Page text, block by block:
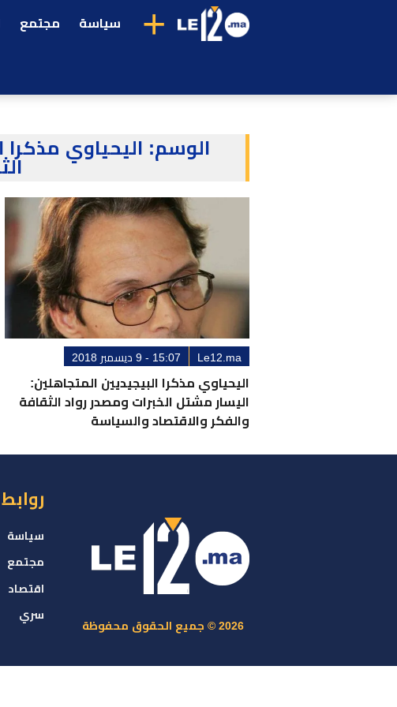
+ سياسة مجتمع
الوسم: اليحياوي مذكرا
Le12.ma 15:07 - 9 ديسمبر 2018
اليحياوي مذكرا البيجيديين المتجاهلين:
اليسار مشتل الخبرات ومصدر رواد الثقافة
والفكر والاقتصاد والسياسة
2026 © جميع الحقوق محفوظة
سياسة
مجتمع
اقتصاد
سري